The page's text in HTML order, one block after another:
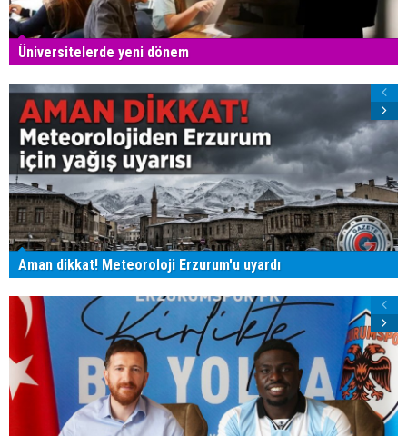
Üniversitelerde yeni dönem
Aman dikkat! Meteoroloji Erzurum'u uyardı